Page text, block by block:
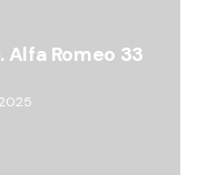
Alfa Romeo 33